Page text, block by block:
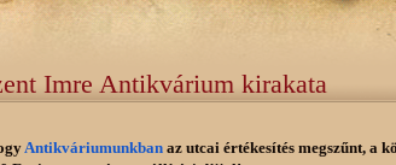
Imre Antikvárium kirakata
Antikváriumunkban az utcai értékesítés megszűnt, a